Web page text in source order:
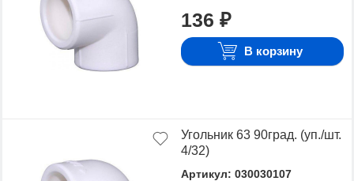
136 ₽
В корзину
Угольник 63 90град. (уп./шт.
4/32)
Артикул: 030030107